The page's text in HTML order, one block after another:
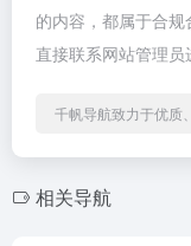
的内容，都属于合
直接联系网站管理员
千帆导航致力于优质
相关导航